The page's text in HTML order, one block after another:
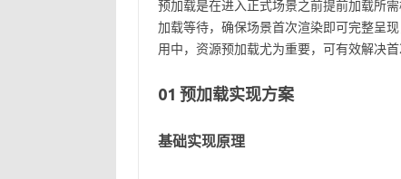
预加载是在进入正式场景之前提前加载所
加载等待，确保场景首次渲染即可完整呈
用中，资源预加载尤为重要，可有效解决
01 预加载实现方案
基础实现原理